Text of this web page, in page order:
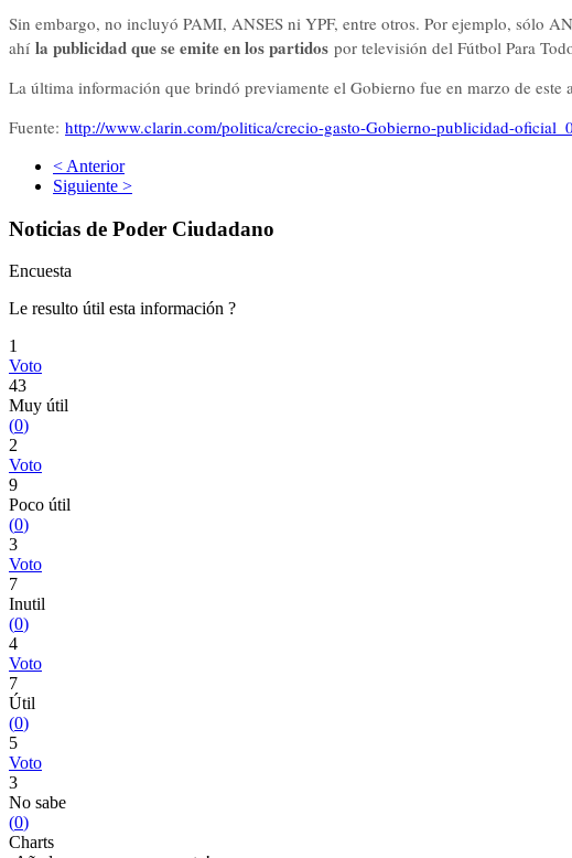
Sin embargo, no incluyó PAMI, ANSES ni YPF, entre otros. Por ejemplo, sólo
ahí la publicidad que se emite en los partidos por televisión del Fútbol Para
La última información que brindó previamente el Gobierno fue en marzo de
Fuente: http://www.clarin.com/politica/crecio-gasto-Gobierno-publicidad-
< Anterior
Siguiente >
Noticias de Poder Ciudadano
Encuesta
Le resulto útil esta información ?
1
Voto
43
Muy útil
(0)
2
Voto
9
Poco útil
(0)
3
Voto
7
Inutil
(0)
4
Voto
7
Útil
(0)
5
Voto
3
No sabe
(0)
Charts